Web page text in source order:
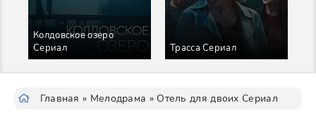
Колдовское озеро
Сериал
Трасса Сериал
Главная » Мелодрама » Отель для двоих Сериал